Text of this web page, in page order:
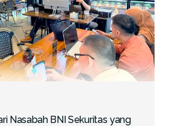
Nasabah BNI Sekuritas yang